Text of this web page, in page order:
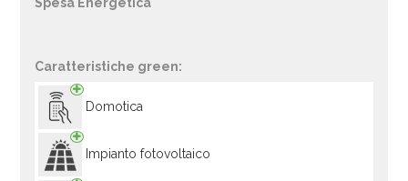
Caratteristiche green:
Domotica
Impianto fotovoltaico